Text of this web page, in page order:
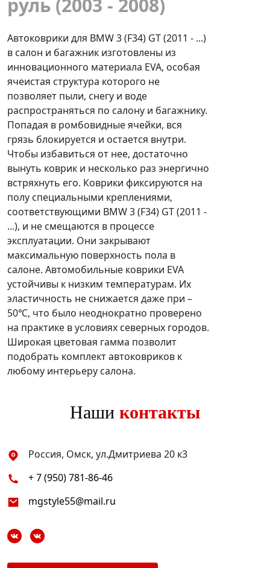
руль (2003 - 2008)
Автоковрики для BMW 3 (F34) GT (2011 - ...)
в салон и багажник изготовлены из
инновационного материала EVA, особая
ячеистая структура которого не
позволяет пыли, снегу и воде
распространяться по салону и багажнику.
Попадая в ромбовидные ячейки, вся
грязь блокируется и остается внутри.
Чтобы избавиться от нее, достаточно
вынуть коврик и несколько раз энергично
встряхнуть его. Коврики фиксируются на
полу специальными креплениями,
соответствующими BMW 3 (F34) GT (2011 -
...), и не смещаются в процессе
эксплуатации. Они закрывают
максимальную поверхность пола в
салоне. Автомобильные коврики EVA
устойчивы к низким температурам. Их
эластичность не снижается даже при –
50℃, что было неоднократно проверено
на практике в условиях северных городов.
Широкая цветовая гамма позволит
подобрать комплект автоковриков к
любому интерьеру салона.
Наши контакты
Россия, Омск, ул.Дмитриева 20 к3
+ 7 (950) 781-86-46
mgstyle55@mail.ru